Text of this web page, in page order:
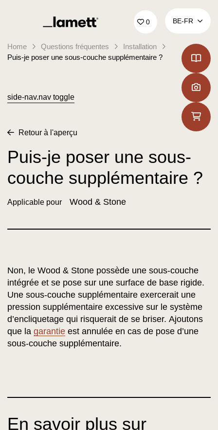
Retour à la page d'accueil 0 BE‑FR
Home Questions fréquentes
Installation
Puis-je poser une sous-couche supplémentaire ?
side-nav.nav toggle
Retour à l'aperçu
Puis-je poser une sous-
couche supplémentaire ?
Applicable pour Wood & Stone
Non, le Wood & Stone possède une sous-couche
intégrée et se pose sur une surface de base rigide.
Une sous-couche supplémentaire exercerait une
pression supplémentaire excessive sur le système
d’encliquetage qui risquerait de se briser. Ajoutons
que la garantie est annulée en cas de pose d’une
sous-couche supplémentaire.
En savoir plus sur